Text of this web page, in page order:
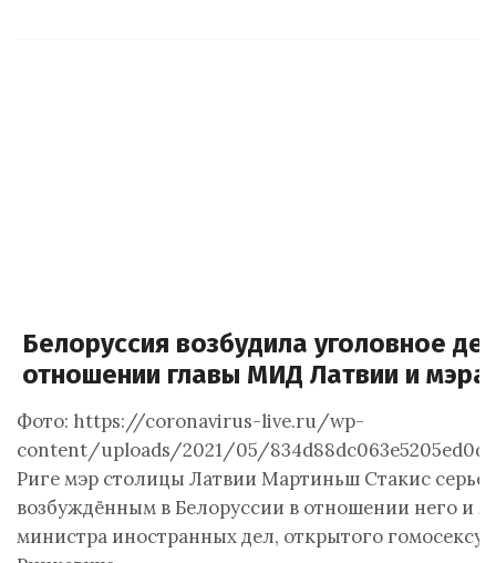
Белоруссия возбудила уголовное
отношении главы МИД Латвии и мэра
Фото: https://coronavirus-live.ru/wp-
content/uploads/2021/05/
Риге мэр столицы Латвии Мартиньш Стакис
возбуждённым в Белоруссии в отношении него и
министра иностранных дел, открытого